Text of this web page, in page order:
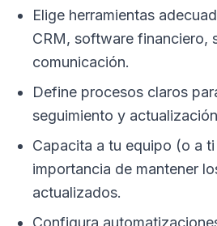
Elige herramientas
CRM, software financiero,
comunicación.
Define procesos claros
seguimiento y
Capacita a tu equipo (o a
importancia de mantener
actualizados.